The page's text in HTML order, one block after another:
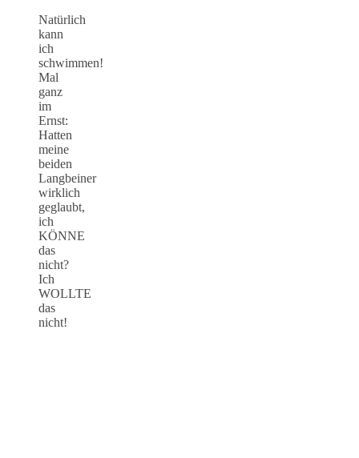
Natürlich
kann
ich
schwimmen!
Mal
ganz
im
Ernst:
Hatten
meine
beiden
Langbeiner
wirklich
geglaubt,
ich
KÖNNE
das
nicht?
Ich
WOLLTE
das
nicht!